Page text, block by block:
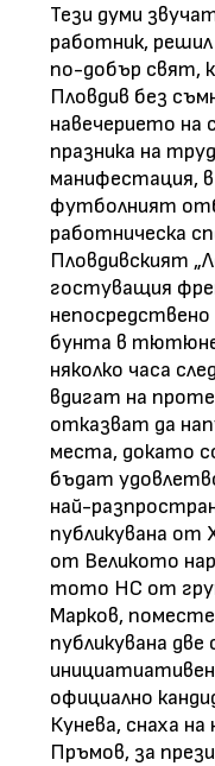
Тези думи
работник, решил
по-добър свят,
Пловдив без
навечерието на
празника на
манифестация,
футболният
работническа
Пловдивският
гостуващия
бунта в
няколко часа
вдигат на
отказват да
места, докато
бъдат
най-
публикувана
от Великото
тото НС от
Марков,
публикувана две
официално
Кунева, снаха
Пръмов, за